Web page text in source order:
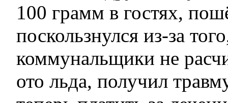
100 грамм в гостях,
поскользнулся из-за
коммунальщики не
ото льда, получил